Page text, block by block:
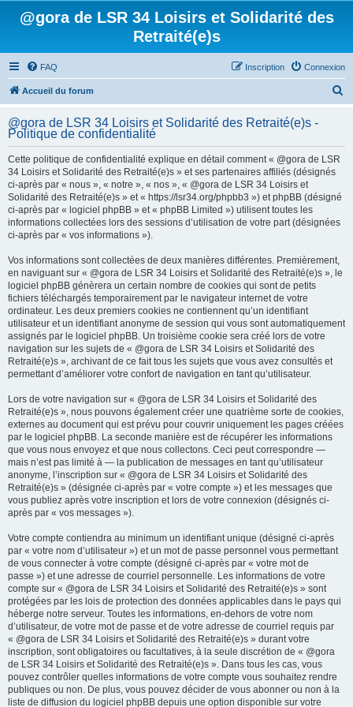
@gora de LSR 34 Loisirs et Solidarité des
Retraité(e)s
FAQ Connexion
Inscription
Accueil du forum
h
@gora de LSR 34 Loisirs et Solidarité des Retraité(e)s -
Politique de confidentialité
Cette politique de confidentialité explique en détail comment « @gora de LSR
34 Loisirs et Solidarité des Retraité(e)s » et ses partenaires affiliés (désignés
ci-après par « nous », « notre », « nos », « @gora de LSR 34 Loisirs et
Solidarité des Retraité(e)s » et « https://lsr34.org/phpbb3 ») et phpBB (désigné
ci-après par « logiciel phpBB » et « phpBB Limited ») utilisent toutes les
informations collectées lors des sessions d’utilisation de votre part (désignées
ci-après par « vos informations »).
Vos informations sont collectées de deux manières différentes. Premièrement,
en naviguant sur « @gora de LSR 34 Loisirs et Solidarité des Retraité(e)s », le
logiciel phpBB génèrera un certain nombre de cookies qui sont de petits
fichiers téléchargés temporairement par le navigateur internet de votre
ordinateur. Les deux premiers cookies ne contiennent qu’un identifiant
utilisateur et un identifiant anonyme de session qui vous sont automatiquement
assignés par le logiciel phpBB. Un troisième cookie sera créé lors de votre
navigation sur les sujets de « @gora de LSR 34 Loisirs et Solidarité des
Retraité(e)s », archivant de ce fait tous les sujets que vous avez consultés et
permettant d’améliorer votre confort de navigation en tant qu’utilisateur.
Lors de votre navigation sur « @gora de LSR 34 Loisirs et Solidarité des
Retraité(e)s », nous pouvons également créer une quatrième sorte de cookies,
externes au document qui est prévu pour couvrir uniquement les pages créées
par le logiciel phpBB. La seconde manière est de récupérer les informations
que vous nous envoyez et que nous collectons. Ceci peut correspondre —
mais n’est pas limité à — la publication de messages en tant qu’utilisateur
anonyme, l’inscription sur « @gora de LSR 34 Loisirs et Solidarité des
Retraité(e)s » (désignée ci-après par « votre compte ») et les messages que
vous publiez après votre inscription et lors de votre connexion (désignés ci-
après par « vos messages »).
Votre compte contiendra au minimum un identifiant unique (désigné ci-après
par « votre nom d’utilisateur ») et un mot de passe personnel vous permettant
de vous connecter à votre compte (désigné ci-après par « votre mot de
passe ») et une adresse de courriel personnelle. Les informations de votre
compte sur « @gora de LSR 34 Loisirs et Solidarité des Retraité(e)s » sont
protégées par les lois de protection des données applicables dans le pays qui
héberge notre serveur. Toutes les informations, en-dehors de votre nom
d’utilisateur, de votre mot de passe et de votre adresse de courriel requis par
« @gora de LSR 34 Loisirs et Solidarité des Retraité(e)s » durant votre
inscription, sont obligatoires ou facultatives, à la seule discrétion de « @gora
de LSR 34 Loisirs et Solidarité des Retraité(e)s ». Dans tous les cas, vous
pouvez contrôler quelles informations de votre compte vous souhaitez rendre
publiques ou non. De plus, vous pouvez décider de vous abonner ou non à la
liste de diffusion du logiciel phpBB depuis une option disponible sur votre